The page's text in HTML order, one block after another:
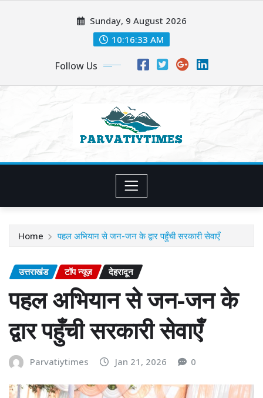
Sunday, 9 August 2026
10:16:34 AM
Follow Us
Home पहल अभियान से जन-जन के द्वार पहुँची सरकारी सेवाएँ
उत्तराखंड टॉप न्यूज़ देहरादून
पहल अभियान से जन-जन के
द्वार पहुँची सरकारी सेवाएँ
Parvatiytimes Jan 21, 2026 0